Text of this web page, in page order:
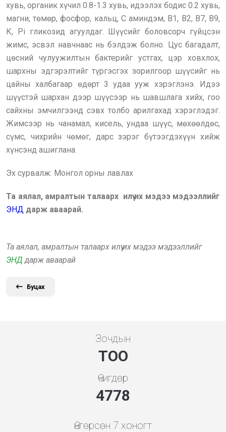
хувь, органик хүчил 0.8-1.3 хувь, идээлэх бодис 0.2 хувь,
магни, төмөр, фосфор, кальц, С аминдэм, В1, В2, В7, В9,
К, Pi гликозид агуулдаг. Шүүсийг боловсорч гүйцсэн
жимс, эсвэл навчнаас нь бэлдэж болно. Цус багадалт,
цөсний чулуужилтын бактерийг устгах, цэр ховхлох,
шархны эдгэрэлтийг түргэсгэх зорилгоор шүүсийг нь
цайны халбагаар өдөрт 3 удаа ууж хэрэглэнэ. Идээ
шүүстэй шархан дээр шүүсээр нь шавшлага хийх, гоо
сайхны эмчилгээнд сэвх толбо арилгахад хэрэглэдэг.
Жимсээр нь чанамал, кисель, ундаа шүүс, мөхөөлдөс,
сүмс, чихрийн чөмөг, дарс зэрэг бүтээгдэхүүн хийж
хүнсэнд ашиглана.
Эх сурвалж: Монгол орны лавлах
Та аялал, амралтын талаарх илүү их мэдээ мэдээллийг
ЭНД дарж аваарай.
Та аялал, амралтын талаарх илүү их мэдээ мэдээллийг
ЭНД дарж аваарай
Буцах
Зочдын
ТОО
Өчигдөр
5119
Өнгөрсөн 7 хоногт